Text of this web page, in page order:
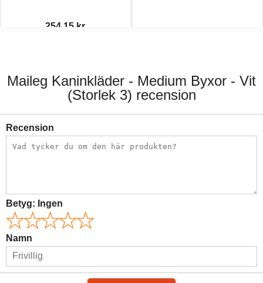
254,15 kr.
Maileg Kaninkläder - Medium Byxor - Vit
(Storlek 3) recension
Recension
Betyg: Ingen
Namn